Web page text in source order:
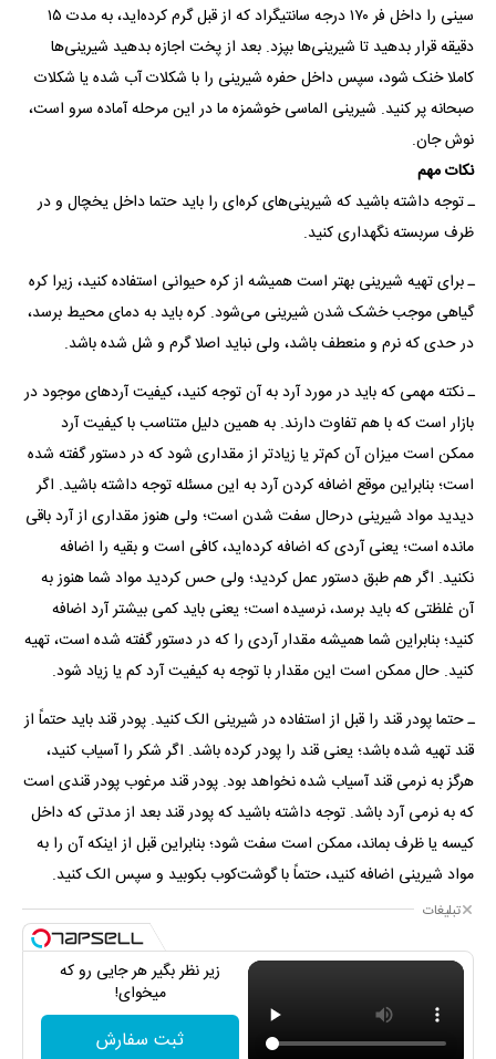
سینی را داخل فر ۱۷۰ درجه سانتیگراد که از قبل گرم کرده‌اید، به مدت ۱۵
دقیقه قرار بدهید تا شیرینی‌ها بپزد. بعد از پخت اجازه بدهید شیرینی‌ها
کاملا خنک شود، سپس داخل حفره شیرینی را با شکلات آب شده یا شکلات
صبحانه پر کنید. شیرینی الماسی خوشمزه ما در این مرحله آماده سرو است،
نوش جان.
نکات مهم
ـ توجه داشته باشید که شیرینی‌های کره‌ای را باید حتما داخل یخچال و در
ظرف سربسته نگهداری کنید.
ـ برای تهیه شیرینی بهتر است همیشه از کره حیوانی استفاده کنید، زیرا کره
گیاهی موجب خشک شدن شیرینی می‌شود. کره باید به دمای محیط برسد،
در حدی که نرم و منعطف باشد، ولی نباید اصلا گرم و شل شده باشد.
ـ نکته مهمی که باید در مورد آرد به آن توجه کنید، کیفیت آرد‌های موجود در
بازار است که با هم تفاوت دارند. به همین دلیل متناسب با کیفیت آرد
ممکن است میزان آن کم‌تر یا زیاد‌تر از مقداری شود که در دستور گفته شده
است؛ بنابراین موقع اضافه کردن آرد به این مسئله توجه داشته باشید. اگر
دیدید مواد شیرینی درحال سفت شدن است؛ ولی هنوز مقداری از آرد باقی
مانده است؛ یعنی آردی که اضافه کرده‌اید، کافی است و بقیه را اضافه
نکنید. اگر هم طبق دستور عمل کردید؛ ولی حس کردید مواد شما هنوز به
آن غلظتی که باید برسد، نرسیده است؛ یعنی باید کمی بیشتر آرد اضافه
کنید؛ بنابراین شما همیشه مقدار آردی را که در دستور گفته شده است، تهیه
کنید. حال ممکن است این مقدار با توجه به کیفیت آرد کم یا زیاد شود.
ـ حتما پودر قند را قبل از استفاده در شیرینی الک کنید. پودر قند باید حتماً از
قند تهیه شده باشد؛ یعنی قند را پودر کرده باشد. اگر شکر را آسیاب کنید،
هرگز به نرمی قند آسیاب شده نخواهد بود. پودر قند مرغوب پودر قندی است
که به نرمی آرد باشد. توجه داشته باشید که پودر قند بعد از مدتی که داخل
کیسه یا ظرف بماند، ممکن است سفت شود؛ بنابراین قبل از اینکه آن را به
مواد شیرینی اضافه کنید، حتماً با گوشت‌کوب بکوبید و سپس الک کنید.
تبلیغات
زیر نظر بگیر هر جایی رو که
میخوای!
ثبت سفارش